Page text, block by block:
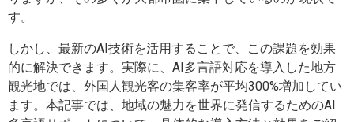
す。
しかし、最新のAI技術を活用することで、この課題を効果
的に解決できます。実際に、AI多言語対応を導入した地方
観光地では、外国人観光客の集客率が平均300%増加してい
ます。本記事では、地域の魅力を世界に発信するためのAI